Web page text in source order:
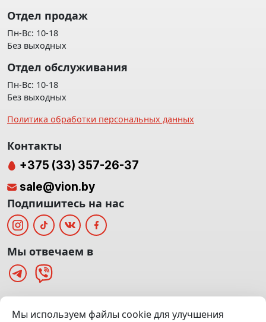
(Офис: 5 этаж | Осмотр авто: 5 этаж)
Отдел продаж
Пн-Вс: 10-18
Без выходных
Отдел обслуживания
Пн-Вс: 10-18
Без выходных
Политика обработки персональных данных
Мы используем файлы cookie для улучшения
Контакты
+375 (33) 357-26-37
sale@vion.by
Подпишитесь на нас
Мы отвечаем в